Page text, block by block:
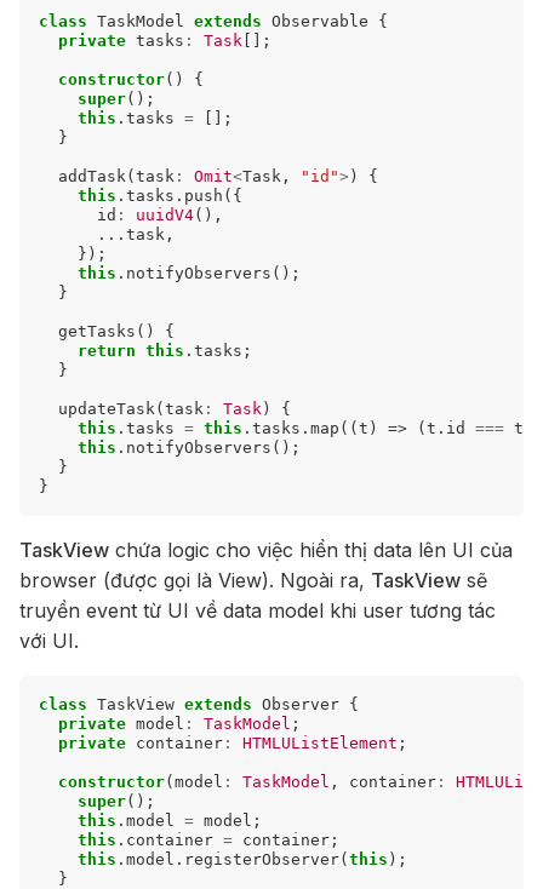
class TaskModel extends Observable
{
private tasks : Task [];
constructor()
{
super();
this . tasks =
[];
}
addTask (task : Omit<Task , "id"> )
{
this . tasks . push ({
id : uuidV4(),
... task ,
});
this . notifyObservers ();
}
getTasks ()
{
return this . tasks ;
}
updateTask (task : Task )
{
this . tasks = this . tasks . map ((t ) => (t . id ===
this . notifyObservers ();
}
}
TaskView chứa logic cho việc hiển thị data lên UI của
browser (được gọi là View). Ngoài ra, TaskView sẽ
truyền event từ UI về data model khi user tương tác
với UI.
class TaskView extends Observer {
private model : TaskModel ;
private container : HTMLUListElement ;
constructor(model : TaskModel , container :
super();
this . model = model ;
this . container = container ;
this . model . registerObserver(this );
}